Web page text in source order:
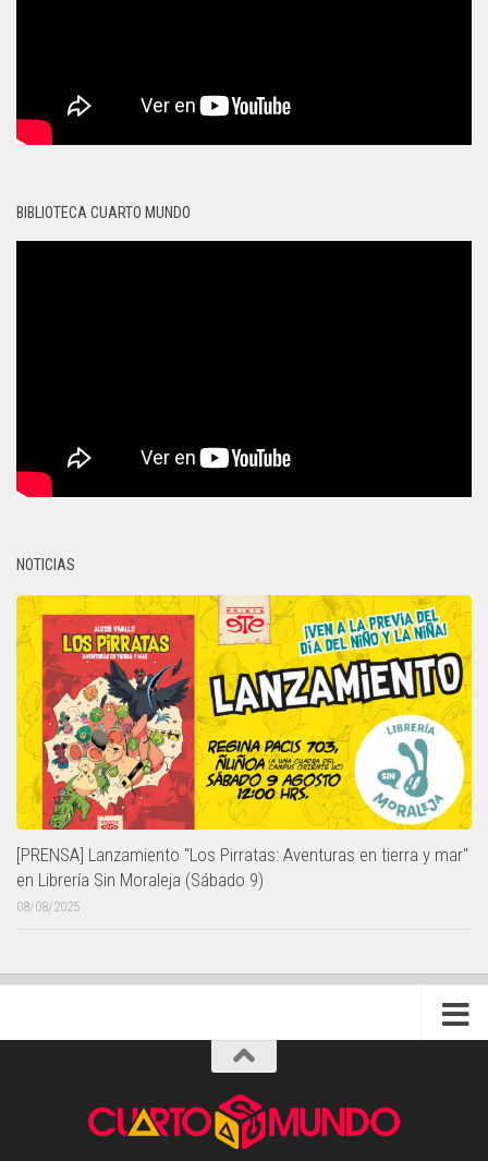
BIBLIOTECA CUARTO MUNDO
NOTICIAS
[PRENSA] Lanzamiento "Los Pirratas: Aventuras en tierra y mar"
en Librería Sin Moraleja (Sábado 9)
08/08/2025